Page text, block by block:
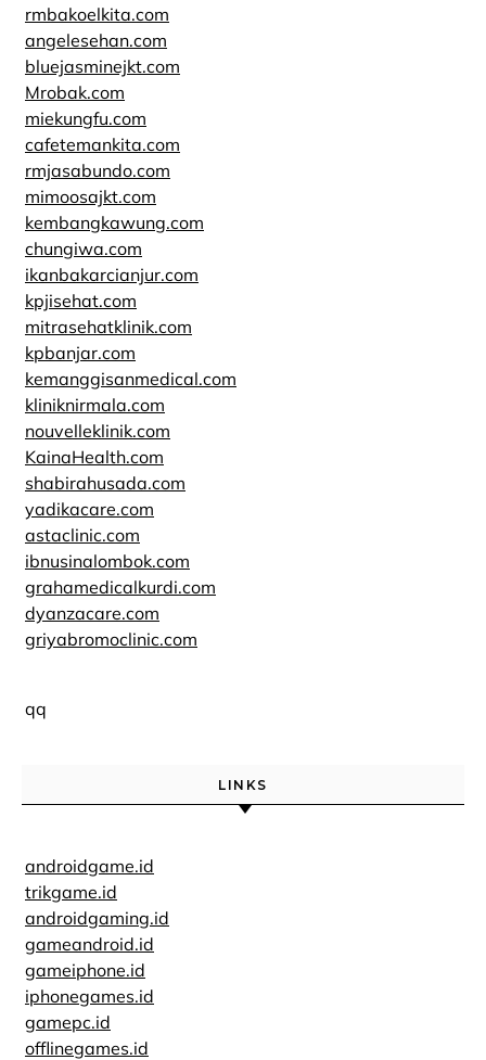
rmbakoelkita.com
angelesehan.com
bluejasminejkt.com
Mrobak.com
miekungfu.com
cafetemankita.com
rmjasabundo.com
mimoosajkt.com
kembangkawung.com
chungiwa.com
ikanbakarcianjur.com
kpjisehat.com
mitrasehatklinik.com
kpbanjar.com
kemanggisanmedical.com
kliniknirmala.com
nouvelleklinik.com
KainaHealth.com
shabirahusada.com
yadikacare.com
astaclinic.com
ibnusinalombok.com
grahamedicalkurdi.com
dyanzacare.com
griyabromoclinic.com
qq
LINKS
androidgame.id
trikgame.id
androidgaming.id
gameandroid.id
gameiphone.id
iphonegames.id
gamepc.id
offlinegames.id